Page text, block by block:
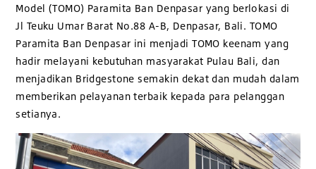
Model (TOMO) Paramita Ban Denpasar yang berlokasi di
Jl Teuku Umar Barat No.88 A-B, Denpasar, Bali. TOMO
Paramita Ban Denpasar ini menjadi TOMO keenam yang
hadir melayani kebutuhan masyarakat Pulau Bali, dan
menjadikan Bridgestone semakin dekat dan mudah dalam
memberikan pelayanan terbaik kepada para pelanggan
setianya.